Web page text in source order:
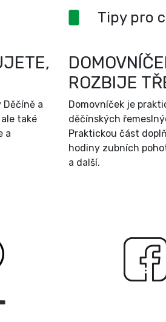
Tipy pro
a
také
a
ROZBIJE
Domovníček je
děčínských
Praktickou část
hodiny zubních
a další.